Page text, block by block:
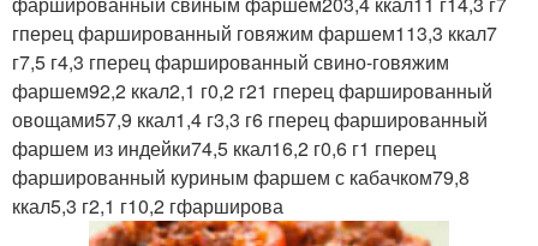
гперец фаршированный говяжим фаршем113,3 ккал7
г7,5 г4,3 гперец фаршированный свино-говяжим
фаршем92,2 ккал2,1 г0,2 г21 гперец фаршированный
овощами57,9 ккал1,4 г3,3 г6 гперец фаршированный
фаршем из индейки74,5 ккал16,2 г0,6 г1 гперец
фаршированный куриным фаршем с кабачком79,8
ккал5,3 г2,1 г10,2 гфарширова